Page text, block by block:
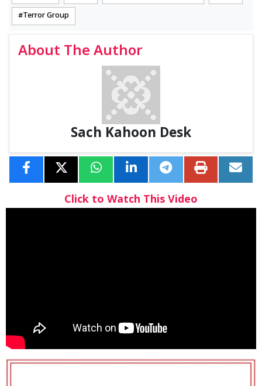
Terror Group
About The Author
Sach Kahoon Desk
Click to Watch This Video